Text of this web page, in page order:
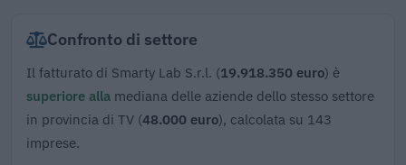
Confronto di settore
Il fatturato di Smarty Lab S.r.l. (19.918.350 euro) è
superiore alla mediana delle aziende dello stesso settore
in provincia di TV (48.000 euro), calcolata su 143
imprese.